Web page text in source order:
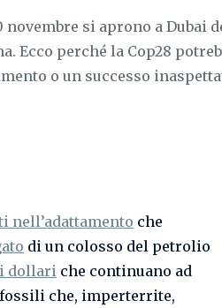
novembre si aprono a Dubai
Ecco perché la Cop28
o un successo
nell’adattamento che
di un colosso del petrolio
dollari che continuano ad
che, imperterrite,